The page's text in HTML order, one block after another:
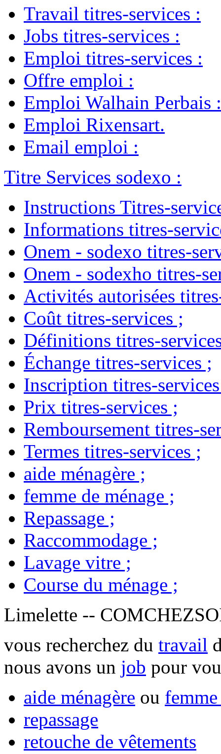
Travail titres-services :
Jobs titres-services :
Emploi titres-services :
Offre emploi :
Emploi Walhain Perbais :
Emploi Rixensart.
Email emploi :
Titre Services sodexo :
Instructions Titres-
Informations titres-
Onem - sodexo titres-
Onem - sodexho titres-
Activités autorisées
Coût titres-services ;
Définitions titres-
Échange titres-services ;
Inscription titres-services
Prix titres-services ;
Remboursement titres-
Termes titres-services ;
aide ménagère ;
femme de ménage ;
Repassage ;
Raccommodage ;
Lavage vitre ;
Course du ménage ;
Limelette --
vous recherchez du travail
nous avons un job pour
aide ménagère ou
repassage
retouche de vêtements